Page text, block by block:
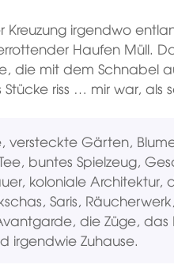
Kreuzung irgendwo
Haufen Müll.
die mit dem Schnabel
Stücke riss … mir war, als
versteckte Gärten,
buntes Spielzeug,
koloniale Architektur,
Saris,
die Züge,
irgendwie Zuhause.